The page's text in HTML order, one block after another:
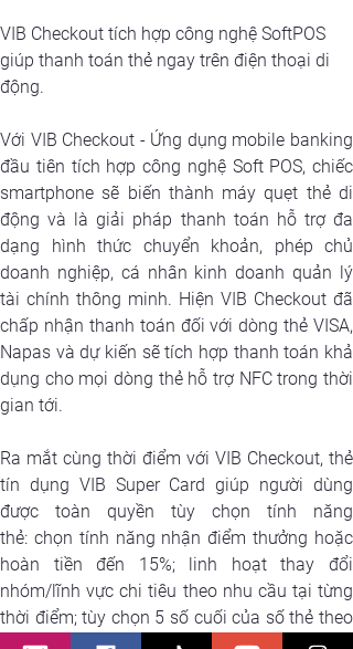
VIB Checkout tích hợp công nghệ SoftPOS
giúp thanh toán thẻ ngay trên điện thoại di
động.
Với VIB Checkout - Ứng dụng mobile banking
đầu tiên tích hợp công nghệ Soft POS, chiếc
smartphone sẽ biến thành máy quẹt thẻ di
động và là giải pháp thanh toán hỗ trợ đa
dạng hình thức chuyển khoản, phép chủ
doanh nghiệp, cá nhân kinh doanh quản lý
tài chính thông minh. Hiện VIB Checkout đã
chấp nhận thanh toán đối với dòng thẻ VISA,
Napas và dự kiến sẽ tích hợp thanh toán khả
dụng cho mọi dòng thẻ hỗ trợ NFC trong thời
gian tới.
Ra mắt cùng thời điểm với VIB Checkout, thẻ
tín dụng VIB Super Card giúp người dùng
được toàn quyền tùy chọn tính năng
thẻ: chọn tính năng nhận điểm thưởng hoặc
hoàn tiền đến 15%; linh hoạt thay đổi
nhóm/lĩnh vực chi tiêu theo nhu cầu tại từng
thời điểm; tùy chọn 5 số cuối của số thẻ theo
sở thích; ấn định ngày sao kê mỗi tháng cho